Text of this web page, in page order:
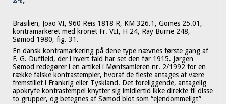
Brasilien, Joao VI, 960 Reis 1818 R, KM 326.1, Gomes 25.01,
kontramarkeret med kronet Fr. VII, H 24, Ray Burne 248,
Sømod 1980, fig. 31.
En dansk kontramarkering på dene type nævnes første gang af
F. G. Duffield, der i hvert fald har set den før 1915. Jørgen
Sømod redegører i en artikel i Møntsamleren nr. 2/1992 for en
række falske kontrastempler, hvoraf de fleste antages at være
fremstillet i Frankrig eller Tyskland. Det foreliggende, antagelig
apokryfe kontrastempel knytter sig imidlertid ikke direkte til disse
to grupper, og betegnes af Sømod blot som “ejendommeligt”